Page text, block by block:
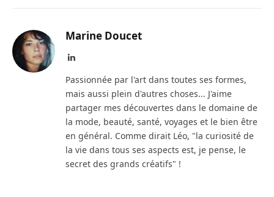
Marine Doucet
LinkedIn
Passionnée par l'art dans toutes ses formes,
mais aussi plein d'autres choses... J'aime
partager mes découvertes dans le domaine de
la mode, beauté, santé, voyages et le bien être
en général. Comme dirait Léo, "la curiosité de
la vie dans tous ses aspects est, je pense, le
secret des grands créatifs" !